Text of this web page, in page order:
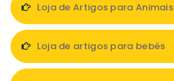
Loja de Artigos para Animais
Loja de artigos para bebés